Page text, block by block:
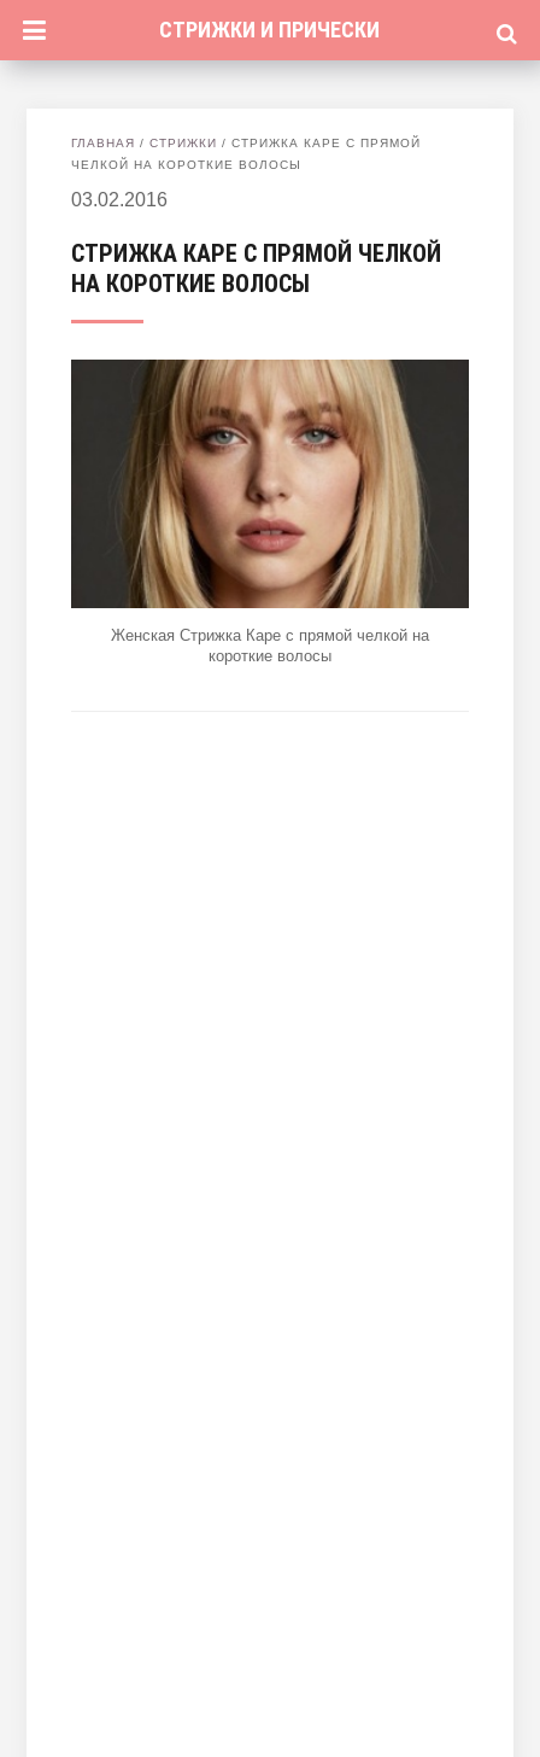
СТРИЖКИ И ПРИЧЕСКИ
ГЛАВНАЯ / СТРИЖКИ / СТРИЖКА КАРЕ С ПРЯМОЙ
ЧЕЛКОЙ НА КОРОТКИЕ ВОЛОСЫ
03.02.2016
СТРИЖКА КАРЕ С ПРЯМОЙ ЧЕЛКОЙ
НА КОРОТКИЕ ВОЛОСЫ
Женская Стрижка Каре с прямой челкой на
короткие волосы